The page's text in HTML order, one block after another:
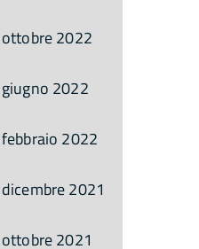
2022
2022
2022
2021
2021